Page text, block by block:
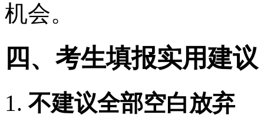
机会。
四、考生填报实用建议
1. 不建议全部空白放弃